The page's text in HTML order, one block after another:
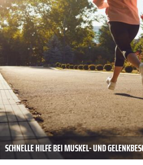
SCHNELLE HILFE BEI MUSKEL- UND